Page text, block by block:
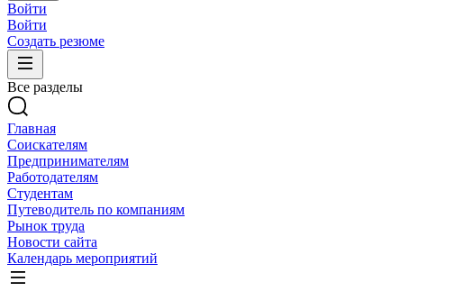
Войти
Войти
Создать резюме
Все разделы
Главная
Соискателям
Предпринимателям
Работодателям
Студентам
Путеводитель по компаниям
Рынок труда
Новости сайта
Календарь мероприятий